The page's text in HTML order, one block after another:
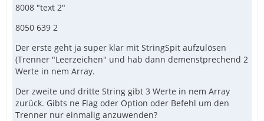
8008 "text 2"
8050 639 2
Der erste geht ja super klar mit StringSpit aufzulösen
(Trenner "Leerzeichen" und hab dann demenstprechend 2
Werte in nem Array.
Der zweite und dritte String gibt 3 Werte in nem Array
zurück. Gibts ne Flag oder Option oder Befehl um den
Trenner nur einmalig anzuwenden?